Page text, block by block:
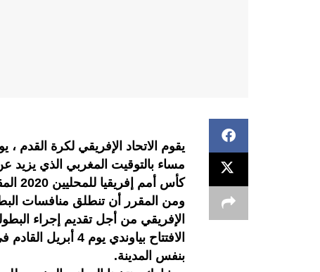
مساء بالتوقيت المغربي الذي يزيد
كأس أمم إفريقيا للمحليين 2020 المقرر إقامتها في الكاميرون.
ومن المقرر أن تنطلق منافسات
الإفريقي من أجل تقديم إجراء
بنفس المدينة.